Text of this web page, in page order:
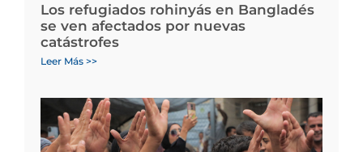
Los refugiados rohinyás en Bangladés
se ven afectados por nuevas
catástrofes
Leer Más >>